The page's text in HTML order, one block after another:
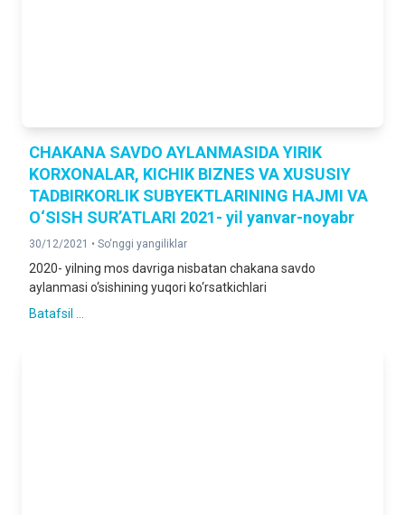
CHAKANA SAVDO AYLANMASIDA YIRIK
KORXONALAR, KICHIK BIZNES VA XUSUSIY
TADBIRKORLIK SUBYEKTLARINING HAJMI VA
O‘SISH SUR’ATLARI 2021- yil yanvar-noyabr
30/12/2021 • So‘nggi yangiliklar
2020- yilning mos davriga nisbatan chakana savdo
aylanmasi o‘sishining yuqori ko‘rsatkichlari
Batafsil ...